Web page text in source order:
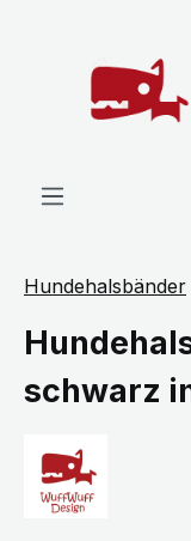
Hundehalsbänder
schwarz